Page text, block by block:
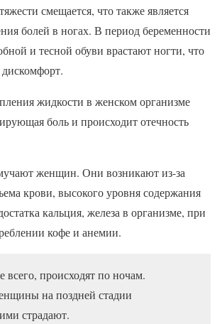
смещается, что также является
болей в ногах. В период беременности
и тесной обуви врастают ногти, что
дискомфорт.
жидкости в женском организме
боль и происходит отечность
женщин. Они возникают из-за
крови, высокого уровня содержания
кальция, железа в организме, при
кофе и анемии.
всего, происходят по ночам.
на поздней стадии
страдают.